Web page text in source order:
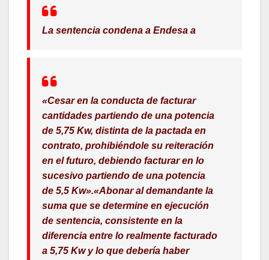
La sentencia condena a Endesa a
«Cesar en la conducta de facturar
cantidades partiendo de una potencia
de 5,75 Kw, distinta de la pactada en
contrato, prohibiéndole su reiteración
en el futuro, debiendo facturar en lo
sucesivo partiendo de una potencia
de 5,5 Kw».«Abonar al demandante la
suma que se determine en ejecución
de sentencia, consistente en la
diferencia entre lo realmente facturado
a 5,75 Kw y lo que debería haber